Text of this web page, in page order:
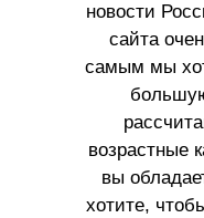
новости
сайта
самым мы
возрастные
вы
хотите,